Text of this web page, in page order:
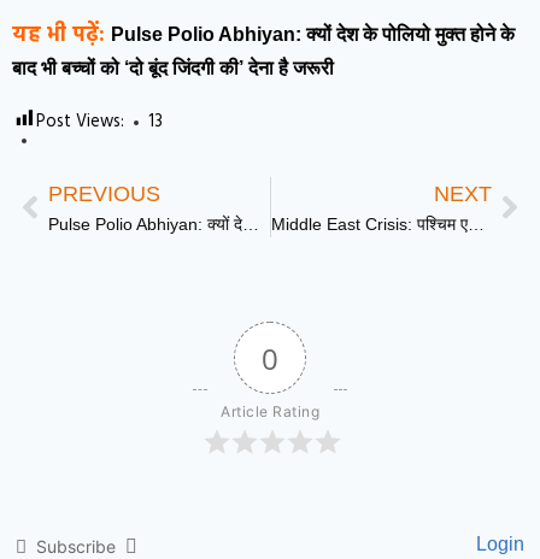
यह भी पढ़ें: Pulse Polio Abhiyan: क्यों देश के पोलियो मुक्त होने के
बाद भी बच्चों को ‘दो बूंद जिंदगी की’ देना है जरूरी
Post Views: 13
PREVIOUS
Pulse Polio Abhiyan: क्यों देश के पोलियो मुक्त होने के बाद भी बच्चों को ‘दो बूंद जिंदगी की’ देना है जरूरी
NEXT
Middle East Crisis: पश्चिम एशिया में एक बार फिर तनाव बढ़ गया है, अमेरिका ने ईरान पर किया हमला
0
Article Rating
Subscribe Login